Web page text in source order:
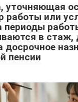
уточняющая
работы или
периоды
в
досрочное
пенсии